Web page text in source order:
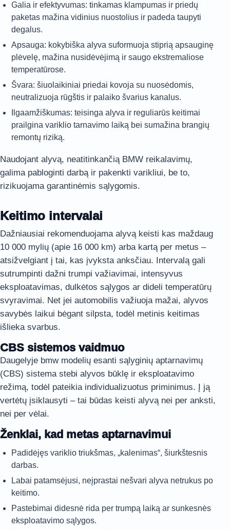
Galia ir efektyvumas: tinkamas klampumas ir priedų
paketas mažina vidinius nuostolius ir padeda taupyti
degalus.
Apsauga: kokybiška alyva suformuoja stiprią apsauginę
plėvelę, mažina nusidėvėjimą ir saugo ekstremaliose
temperatūrose.
Švara: šiuolaikiniai priedai kovoja su nuosėdomis,
neutralizuoja rūgštis ir palaiko švarius kanalus.
Ilgaamžiškumas: teisinga alyva ir reguliarūs keitimai
prailgina variklio tarnavimo laiką bei sumažina brangių
remontų riziką.
Naudojant alyvą, neatitinkančią BMW reikalavimų,
galima pabloginti darbą ir pakenkti varikliui, be to,
rizikuojama garantinėmis sąlygomis.
Keitimo intervalai
Dažniausiai rekomenduojama alyvą keisti kas maždaug
10 000 mylių (apie 16 000 km) arba kartą per metus –
atsižvelgiant į tai, kas įvyksta anksčiau. Intervalą gali
sutrumpinti dažni trumpi važiavimai, intensyvus
eksploatavimas, dulkėtos sąlygos ar dideli temperatūrų
svyravimai. Net jei automobilis važiuoja mažai, alyvos
savybės laikui bėgant silpsta, todėl metinis keitimas
išlieka svarbus.
CBS sistemos vaidmuo
Daugelyje bmw modelių esanti sąlyginių aptarnavimų
(CBS) sistema stebi alyvos būklę ir eksploatavimo
režimą, todėl pateikia individualizuotus priminimus. Į ją
vertėtų įsiklausyti – tai būdas keisti alyvą nei per anksti,
nei per vėlai.
Ženklai, kad metas aptarnavimui
Padidėjęs variklio triukšmas, „kalenimas“, šiurkštesnis
darbas.
Labai patamsėjusi, neįprastai nešvari alyva netrukus po
keitimo.
Pastebimai didesnė rida per trumpą laiką ar sunkesnės
eksploatavimo sąlygos.